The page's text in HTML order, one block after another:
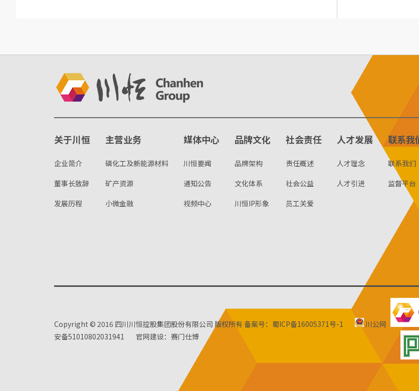
关于川恒
企业简介
董事长致辞
发展历程
主营业务
磷化工及新能源材料
矿产资源
小微金融
媒体中心
川恒要闻
通知公告
视频中心
品牌文化
品牌架构
文化体系
川恒IP形象
社会责任
责任概述
社会公益
员工关爱
人才发展
人才理念
人才引进
联系我
联系我们
监督平台
Copyright © 2016 四川川恒控股集团股份有限公司 版权所有 备案号：蜀ICP备16005371号-1
川公网
安备51010802031941
官网建设：赛门仕博